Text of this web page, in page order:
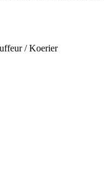
/ Koerier